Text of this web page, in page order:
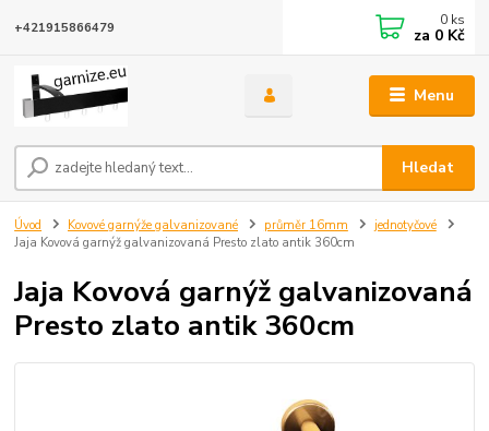
Menu
Hledat
+421915866479 0 ks
za 0 Kč
Úvod Kovové garnýže galvanizované průměr 16mm
jednotyčové
Jaja Kovová garnýž galvanizovaná Presto zlato antik 360cm
Jaja Kovová garnýž galvanizovaná
Presto zlato antik 360cm